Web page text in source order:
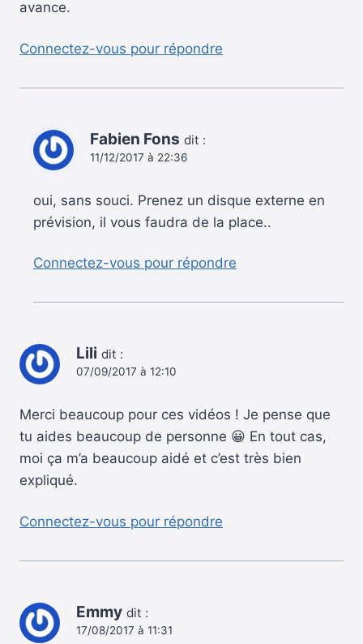
avance.
Connectez-vous pour répondre
Fabien Fons dit :
11/12/2017 à 22:36
oui, sans souci. Prenez un disque externe en
prévision, il vous faudra de la place..
Connectez-vous pour répondre
Lili dit :
07/09/2017 à 12:10
Merci beaucoup pour ces vidéos ! Je pense que
tu aides beaucoup de personne 😀 En tout cas,
moi ça m’a beaucoup aidé et c’est très bien
expliqué.
Connectez-vous pour répondre
Emmy dit :
17/08/2017 à 11:31